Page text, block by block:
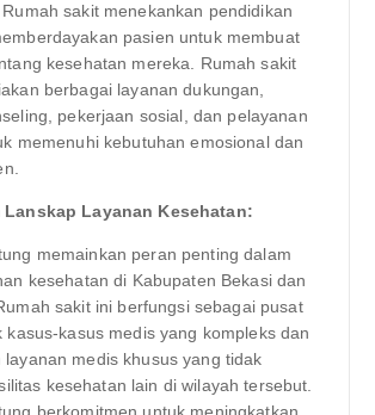
sakit menekankan pendidikan
pasien untuk membuat
kesehatan mereka. Rumah sakit
berbagai layanan dukungan,
pekerjaan sosial, dan pelayanan
memenuhi kebutuhan emosional dan
Lanskap Layanan Kesehatan:
memainkan peran penting dalam
kesehatan di Kabupaten Bekasi dan
sakit ini berfungsi sebagai pusat
kasus-kasus medis yang kompleks dan
layanan medis khusus yang tidak
kesehatan lain di wilayah tersebut.